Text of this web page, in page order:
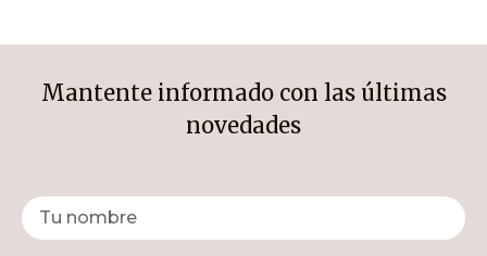
Mantente informado con las últimas
novedades